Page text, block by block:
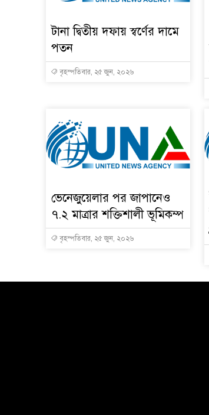
টানা দ্বিতীয় দফায় স্বর্ণের দামে
পতন
বৃহস্পতিবার, ২৫ জুন, ২০২৬
ভেনেজুয়েলার পর জাপানেও
৭.২ মাত্রার শক্তিশালী ভূমিকম্প
বৃহস্পতিবার, ২৫ জুন, ২০২৬